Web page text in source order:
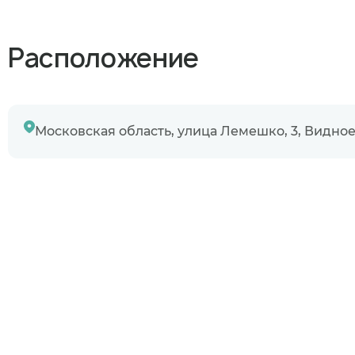
Расположение
Московская область, улица Лемешко, 3, Видное